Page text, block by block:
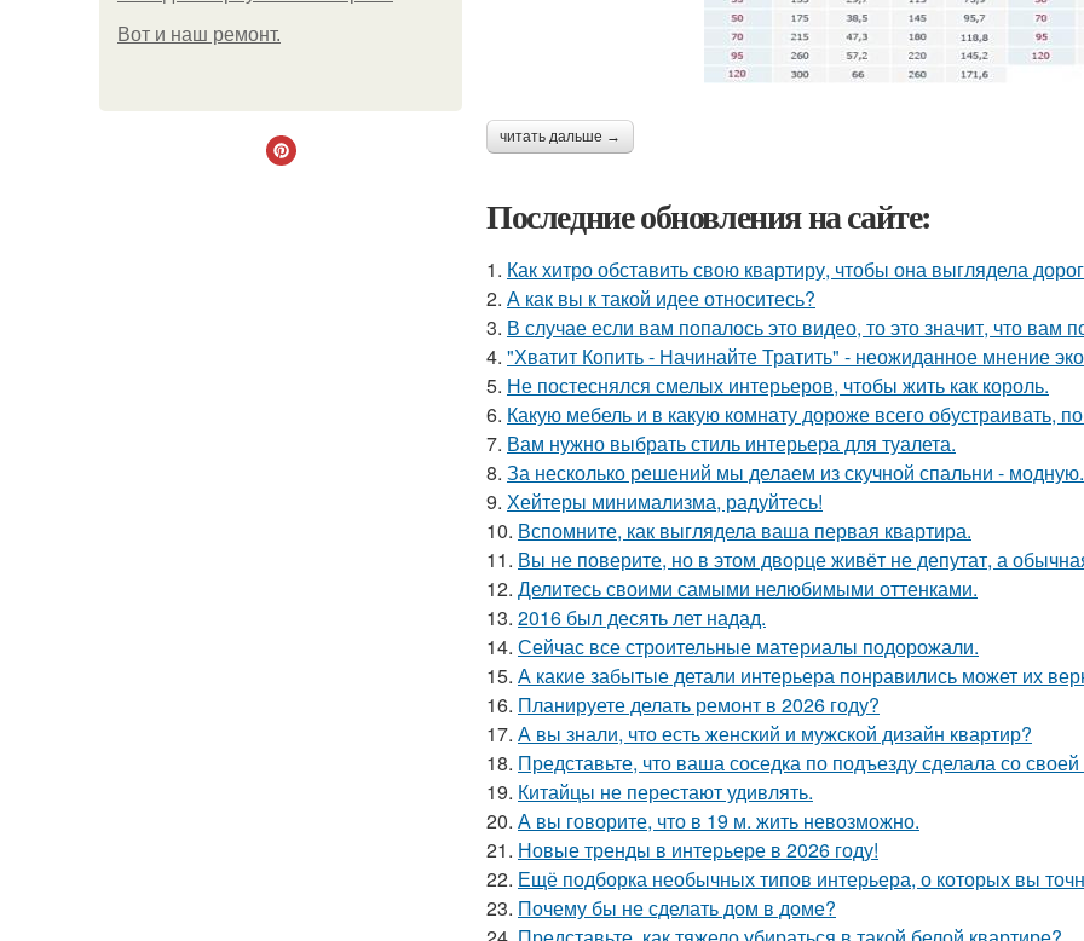
Boт и наш ремoнт.
читать дальше →
Последние обновления на сайте:
1. Как хитро обставить свою квартиру, чтобы она выглядела
2. А как вы к такой идее относитесь?
3. В случае если вам попалось это видео, то это значит, что вам
4. "Хватит Копить - Начинайте Тратить" - неожиданное мнение
5. Не постеснялся смелых интерьеров, чтобы жить как король.
6. Какую мебель и в какую комнату дороже всего обустраивать,
7. Вам нужно выбрать стиль интерьера для туалета.
8. За несколько решений мы делаем из скучной спальни - модную.
9. Хейтеры минимализма, радуйтесь!
10. Вспомните, как выглядела ваша первая квартира.
11. Вы не поверите, но в этом дворце живёт не депутат, а
12. Делитесь своими самыми нелюбимыми оттенками.
13. 2016 был десять лет надад.
14. Сейчас все строительные материалы подорожали.
15. А какие забытые детали интерьера понравились может их
16. Планируете делать ремонт в 2026 году?
17. А вы знали, что есть женский и мужской дизайн квартир?
18. Представьте, что ваша соседка по подъезду сделала со
19. Китайцы не перестают удивлять.
20. А вы говорите, что в 19 м. жить невозможно.
21. Новые тренды в интерьере в 2026 году!
22. Ещё подборка необычных типов интерьера, о которых вы
23. Почему бы не сделать дом в доме?